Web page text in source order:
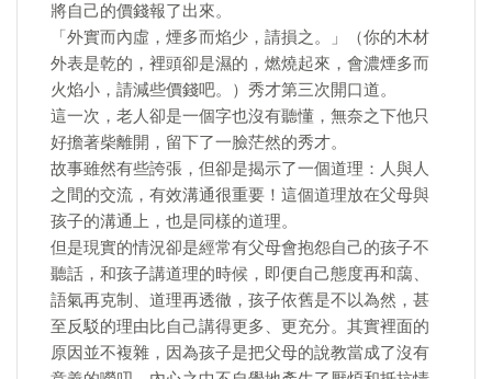
將自己的價錢報了出來。
「外實而內虛，煙多而焰少，請損之。」（你的木材
外表是乾的，裡頭卻是濕的，燃燒起來，會濃煙多而
火焰小，請減些價錢吧。）秀才第三次開口道。
這一次，老人卻是一個字也沒有聽懂，無奈之下他只
好擔著柴離開，留下了一臉茫然的秀才。
故事雖然有些誇張，但卻是揭示了一個道理：人與人
之間的交流，有效溝通很重要！這個道理放在父母與
孩子的溝通上，也是同樣的道理。
但是現實的情況卻是經常有父母會抱怨自己的孩子不
聽話，和孩子講道理的時候，即便自己態度再和藹、
語氣再克制、道理再透徹，孩子依舊是不以為然，甚
至反駁的理由比自己講得更多、更充分。其實裡面的
原因並不複雜，因為孩子是把父母的說教當成了沒有